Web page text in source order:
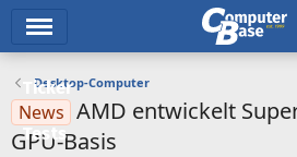
Ticker
Tests
Desktop-Computer
News AMD entwickelt
GPU-Basis